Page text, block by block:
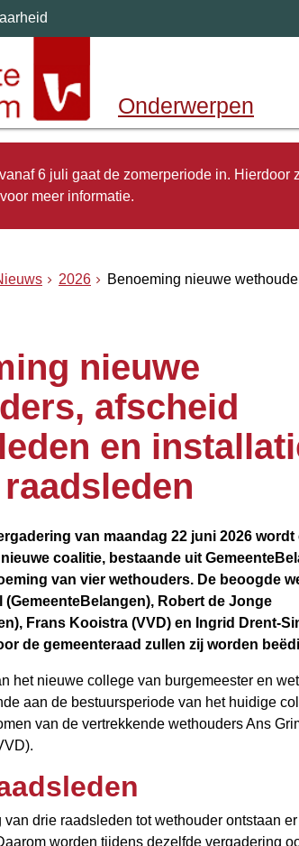
Onderwerpen
6 juli gaat de zomerperiode in.
voor meer informatie.
2026 Benoeming nieuwe
nieuwe
afscheid
en
van maandag 22 juni 2026 wordt
coalitie, bestaande uit
van vier wethouders. De beoogde
(GemeenteBelangen), Robert de Jonge
Frans Kooistra (VVD) en Ingrid Drent-
de gemeenteraad zullen zij worden
het nieuwe college van burgemeester en
aan de bestuursperiode van het huidige
van de vertrekkende wethouders Ans
van drie raadsleden tot wethouder ontstaan
worden tijdens dezelfde vergadering